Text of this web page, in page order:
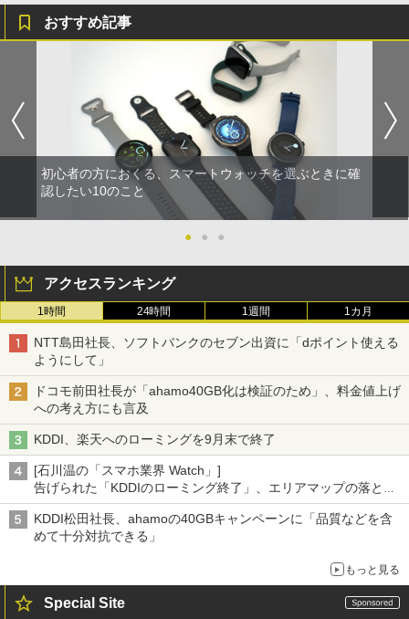
おすすめ記事
初心者の方におくる、スマートウォッチを選ぶときに確
認したい10のこと
● ● ●
アクセスランキング
1時間 24時間 1週間 1カ月
NTT島田社長、ソフトバンクのセブン出資に「dポイント使える
ようにして」
ドコモ前田社長が「ahamo40GB化は検証のため」、料金値上げ
への考え方にも言及
KDDI、楽天へのローミングを9月末で終了
[石川温の「スマホ業界 Watch」]
告げられた「KDDIのローミング終了」、エリアマップの落とし
穴と楽天モバイルの課題
KDDI松田社長、ahamoの40GBキャンペーンに「品質などを含
めて十分対抗できる」
もっと見る
Special Site